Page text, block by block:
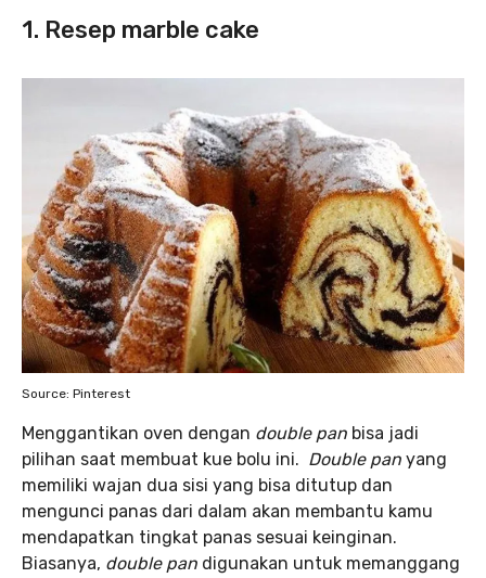
1. Resep marble cake
Source: Pinterest
Menggantikan oven dengan double pan bisa jadi
pilihan saat membuat kue bolu ini. Double pan yang
memiliki wajan dua sisi yang bisa ditutup dan
mengunci panas dari dalam akan membantu kamu
mendapatkan tingkat panas sesuai keinginan.
Biasanya, double pan digunakan untuk memanggang